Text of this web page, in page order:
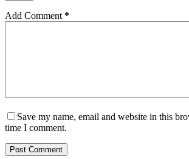
Add Comment *
Save my name, email and website in this
time I comment.
Post Comment